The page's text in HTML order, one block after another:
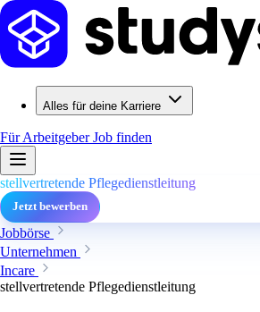
Alles für deine Karriere
Für ArbeitgeberJob finden
stellvertretende Pflegedienstleitung
Jetzt bewerben
Jobbörse
Unternehmen
Incare
stellvertretende Pflegedienstleitung